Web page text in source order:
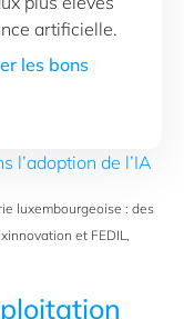
artificielle.
les bons
l’adoption de l’IA
luxembourgeoise : des
et FEDIL,